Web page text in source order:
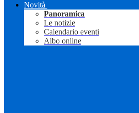
Novità
Panoramica
Le notizie
Calendario eventi
Albo online